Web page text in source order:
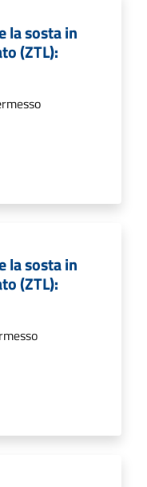
la sosta in
(ZTL):
la sosta in
(ZTL):